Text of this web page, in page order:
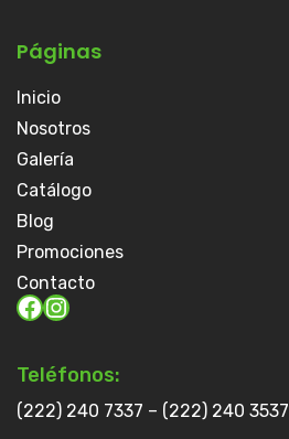
Páginas
Inicio
Nosotros
Galería
Catálogo
Blog
Promociones
Contacto
Teléfonos:
(222) 240 7337 – (222) 240 3537